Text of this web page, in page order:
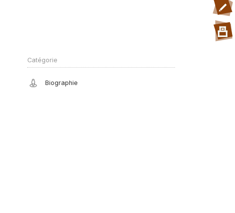
Catégorie
Biographie